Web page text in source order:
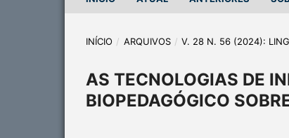
INÍCIO / ARQUIVOS / V. 28 N. 56 (2024):
AS TECNOLOGIAS DE
BIOPEDAGÓGICO